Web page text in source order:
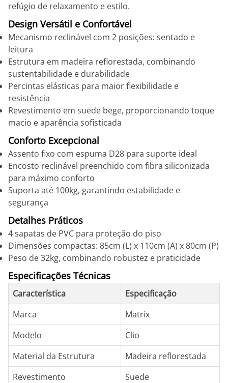
refúgio de relaxamento e estilo.
Design Versátil e Confortável
Mecanismo reclinável com 2 posições: sentado e
leitura
Estrutura em madeira reflorestada, combinando
sustentabilidade e durabilidade
Percintas elásticas para maior flexibilidade e
resistência
Revestimento em suede bege, proporcionando toque
macio e aparência sofisticada
Conforto Excepcional
Assento fixo com espuma D28 para suporte ideal
Encosto reclinável preenchido com fibra siliconizada
para máximo conforto
Suporta até 100kg, garantindo estabilidade e
segurança
Detalhes Práticos
4 sapatas de PVC para proteção do piso
Dimensões compactas: 85cm (L) x 110cm (A) x 80cm (P)
Peso de 32kg, combinando robustez e praticidade
Especificações Técnicas
Característica
Especificação
Marca
Matrix
Modelo
Clio
Material da Estrutura
Madeira reflorestada
Revestimento
Suede